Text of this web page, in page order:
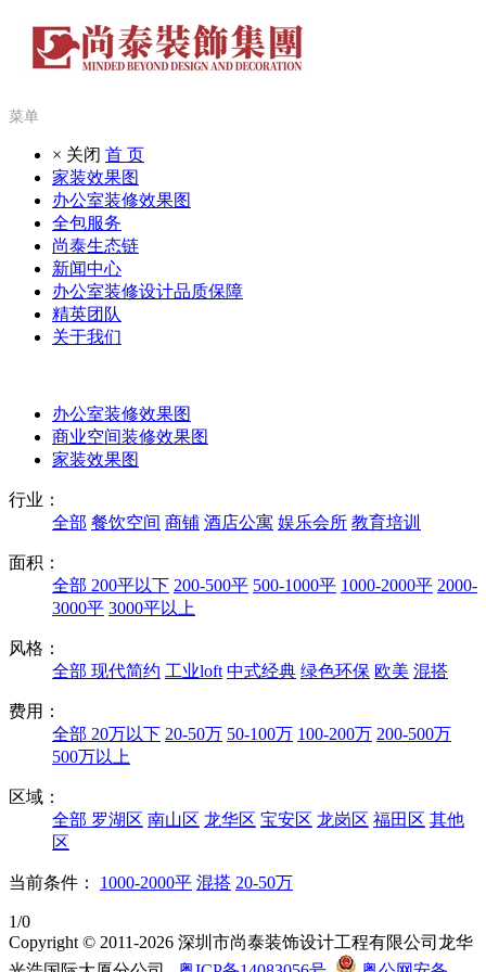
菜单
× 关闭 首 页
家装效果图
办公室装修效果图
全包服务
尚泰生态链
新闻中心
办公室装修设计品质保障
精英团队
关于我们
办公室装修效果图
商业空间装修效果图
家装效果图
行业：
全部 餐饮空间 商铺 酒店公寓 娱乐会所 教育培训
面积：
全部 200平以下 200-500平 500-1000平 1000-2000平 2000-
3000平 3000平以上
风格：
全部 现代简约 工业loft 中式经典 绿色环保 欧美 混搭
费用：
全部 20万以下 20-50万 50-100万 100-200万 200-500万
500万以上
区域：
全部 罗湖区 南山区 龙华区 宝安区 龙岗区 福田区 其他
区
当前条件： 1000-2000平 混搭 20-50万
1/0
Copyright © 2011-2026 深圳市尚泰装饰设计工程有限公司龙华